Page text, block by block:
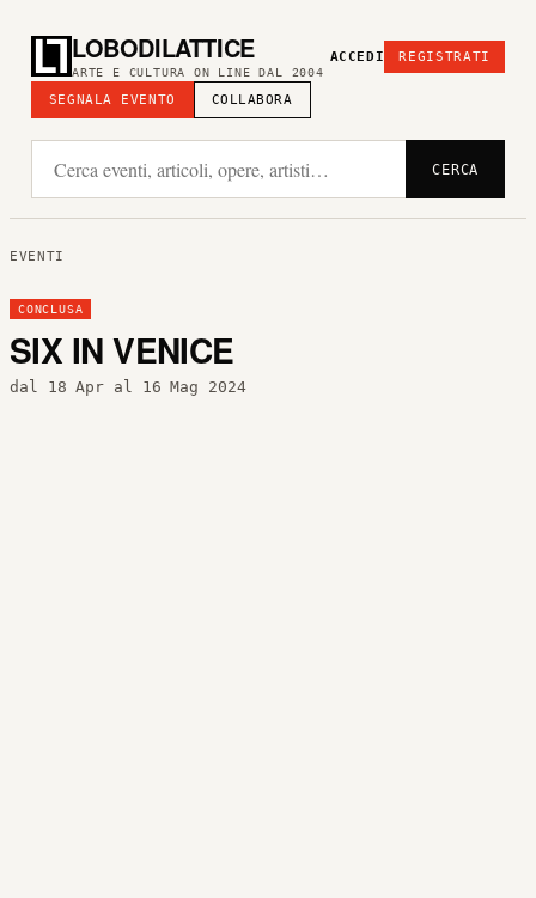
LOBODILATTICE
ARTE E CULTURA ON LINE DAL 2004
SEGNALA EVENTO COLLABORA
ACCEDI REGISTRATI
CERCA
EVENTI
CONCLUSA
SIX IN VENICE
dal 18 Apr al 16 Mag 2024